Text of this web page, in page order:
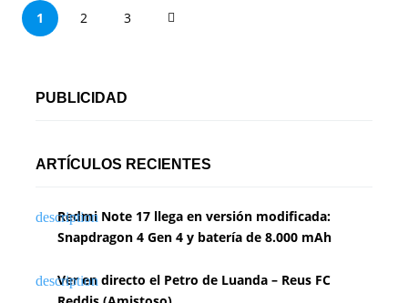
P
g
n
c
ó
1 2 3
PUBLICIDAD
ARTÍCULOS RECIENTES
Redmi Note 17 llega en versión modificada:
Snapdragon 4 Gen 4 y batería de 8.000 mAh
Ver en directo el Petro de Luanda – Reus FC